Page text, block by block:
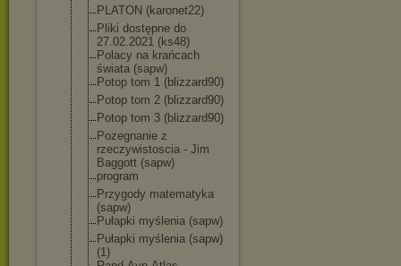
PLATON (karonet22)
Pliki dostępne do
27.02.2021 (ks48)
Polacy na krańcach
świata (sapw)
Potop tom 1 (blizzard90)
Potop tom 2 (blizzard90)
Potop tom 3 (blizzard90)
Pozegnanie z
rzeczywistoscia - Jim
Baggott (sapw)
program
Przygody matematyka
(sapw)
Pułapki myślenia (sapw)
Pułapki myślenia (sapw)
(1)